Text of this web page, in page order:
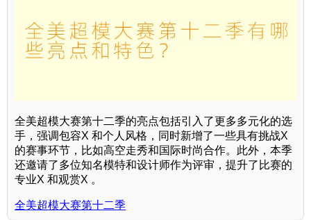
全美超模大赛第十二季的亮点包括引入了更多多元化的选
手，强调包容X 和个人风格，同时新增了一些具有挑战X
的赛事环节，比如高空走秀和国际时尚合作。此外，本季
还邀请了多位知名模特和设计师作为评审，提升了比赛的
专业X 和观赏X 。
全美超模大赛第十二季